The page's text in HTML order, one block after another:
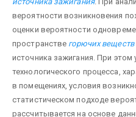
вероятности возникновения
оценки вероятности
пространстве горючих веществ
источника зажигания. При
технологического процесса,
в помещениях, условия
статистическом подходе
рассчитывается на основе